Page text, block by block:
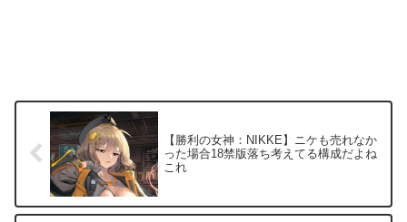
【勝利の女神：NIKKE】ニケも売れなか
った場合18禁版落ち考えてる構成だよね
これ